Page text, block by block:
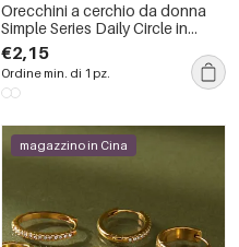
Orecchini a cerchio da donna
Simple Series Daily Circle in
resina color oro
€2,15
Ordine min. di 1 pz.
magazzino in Cina